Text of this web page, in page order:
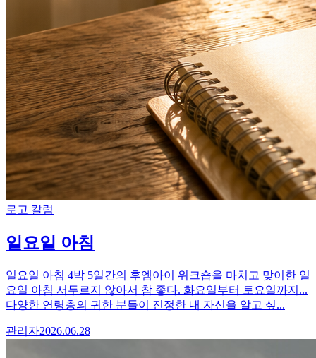
로고 칼럼
일요일 아침
일요일 아침 4박 5일간의 후엠아이 워크숍을 마치고 맞이한 일
요일 아침 서두르지 않아서 참 좋다. 화요일부터 토요일까지...
다양한 연령층의 귀한 분들이 진정한 내 자신을 알고 싶...
관리자2026.06.28